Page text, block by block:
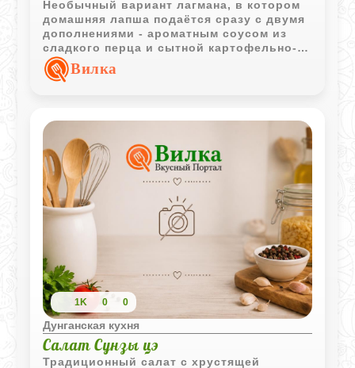
Необычный вариант лагмана, в котором
домашняя лапша подаётся сразу с двумя
дополнениями - ароматным соусом из
сладкого перца и сытной картофельно-
мясной подливой. Такое сочетание
делает блюдо особенно насыщенным и
Вилка
1K 0 0
Дунганская кухня
Салат Сунзы цэ
Традиционный салат с хрустящей